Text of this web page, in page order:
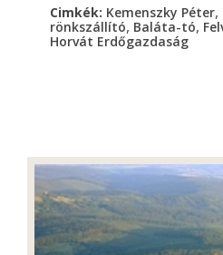
Cimkék: Kemenszky Péter,
rönkszállító, Baláta-tó,
Horvát Erdőgazdaság